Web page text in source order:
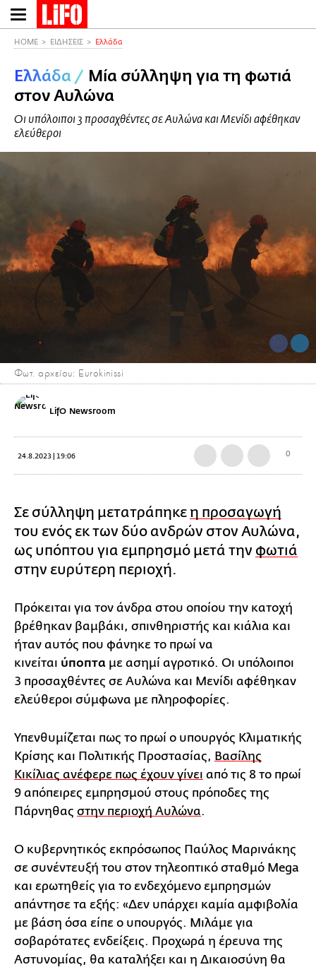
Παράκαμψη
προς
περιεχόμενο
HOME ΕΙΔΗΣΕΙΣ Ελλάδα
Ελλάδα / Μία σύλληψη για τη φωτιά
στον Αυλώνα
Οι υπόλοιποι 3 προσαχθέντες σε Αυλώνα και Μενίδι αφέθηκαν
ελεύθεροι
Φωτ. αρχείου: Eurokinissi
LifO Newsroom
24.8.2023 | 19:06 0
Σε σύλληψη μετατράπηκε η προσαγωγή
του ενός εκ των δύο ανδρών στον Αυλώνα,
ως υπόπτου για εμπρησμό μετά την φωτιά
στην ευρύτερη περιοχή.
Πρόκειται για τον άνδρα στου οποίου την κατοχή
βρέθηκαν βαμβάκι, σπινθηριστής και κιάλια και
ήταν αυτός που φάνηκε το πρωί να
κινείται ύποπτα με ασημί αγροτικό. Οι υπόλοιποι
3 προσαχθέντες σε Αυλώνα και Μενίδι αφέθηκαν
ελεύθεροι σύμφωνα με πληροφορίες.
Υπενθυμίζεται πως το πρωί ο υπουργός Κλιματικής
Κρίσης και Πολιτικής Προστασίας, Βασίλης
Κικίλιας ανέφερε πως έχουν γίνει από τις 8 το πρωί
9 απόπειρες εμπρησμού στους πρόποδες της
Πάρνηθας στην περιοχή Αυλώνα.
Ο κυβερνητικός εκπρόσωπος Παύλος Μαρινάκης
σε συνέντευξή του στον τηλεοπτικό σταθμό Mega
και ερωτηθείς για το ενδεχόμενο εμπρησμών
απάντησε τα εξής: «Δεν υπάρχει καμία αμφιβολία
με βάση όσα είπε ο υπουργός. Μιλάμε για
σοβαρότατες ενδείξεις. Προχωρά η έρευνα της
Αστυνομίας, θα καταλήξει και η Δικαιοσύνη θα